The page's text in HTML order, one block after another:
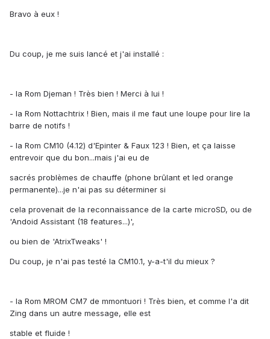
Bravo à eux !
Du coup, je me suis lancé et j'ai installé :
- la Rom Djeman ! Très bien ! Merci à lui !
- la Rom Nottachtrix ! Bien, mais il me faut une loupe pour lire la
barre de notifs !
- la Rom CM10 (4.12) d'Epinter & Faux 123 ! Bien, et ça laisse
entrevoir que du bon...mais j'ai eu de
sacrés problèmes de chauffe (phone brûlant et led orange
permanente)...je n'ai pas su déterminer si
cela provenait de la reconnaissance de la carte microSD, ou de
'Andoid Assistant (18 features...)',
ou bien de 'AtrixTweaks' !
Du coup, je n'ai pas testé la CM10.1, y-a-t'il du mieux ?
- la Rom MROM CM7 de mmontuori ! Très bien, et comme l'a dit
Zing dans un autre message, elle est
stable et fluide !